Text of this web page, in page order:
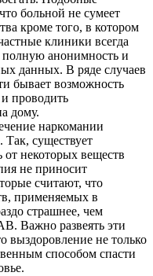
больной не сумеет
кроме того, в котором
клиники всегда
анонимность и
данных. В ряде случаев
бывает возможность
проводить
дому.
наркомании
существует
от некоторых веществ
не приносит
считают, что
применяемых в
страшнее, чем
Важно развеять эти
выздоровление не только
способом спасти